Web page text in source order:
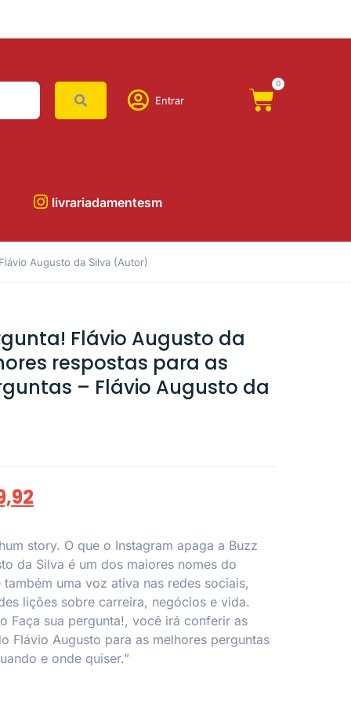
Entrar
0
livrariadamentesm
Augusto da Silva (Autor)
Flávio Augusto da
respostas para as
– Flávio Augusto da
story. O que o Instagram apaga a Buzz
da Silva é um dos maiores nomes do
uma voz ativa nas redes sociais,
lições sobre carreira, negócios e vida.
Faça sua pergunta!, você irá conferir as
Flávio Augusto para as melhores perguntas
e onde quiser.”